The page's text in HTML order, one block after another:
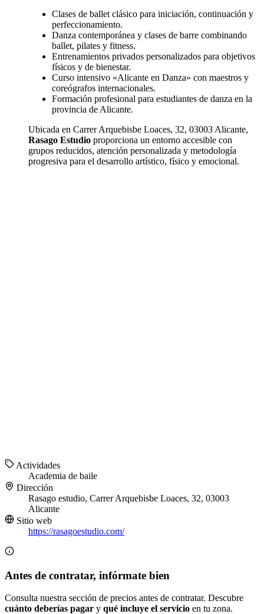
Clases de ballet clásico para iniciación, continuación y
perfeccionamiento.
Danza contemporánea y clases de barre combinando
ballet, pilates y fitness.
Entrenamientos privados personalizados para objetivos
físicos y de bienestar.
Curso intensivo «Alicante en Danza» con maestros y
coreógrafos internacionales.
Formación profesional para estudiantes de danza en la
provincia de Alicante.
Ubicada en Carrer Arquebisbe Loaces, 32, 03003 Alicante,
Rasago Estudio proporciona un entorno accesible con
grupos reducidos, atención personalizada y metodología
progresiva para el desarrollo artístico, físico y emocional.
Actividades
Academia de baile
Dirección
Rasago estudio, Carrer Arquebisbe Loaces, 32, 03003
Alicante
Sitio web
https://rasagoestudio.com/
Antes de contratar, infórmate bien
Consulta nuestra sección de precios antes de contratar. Descubre
cuánto deberías pagar y qué incluye el servicio en tu zona.